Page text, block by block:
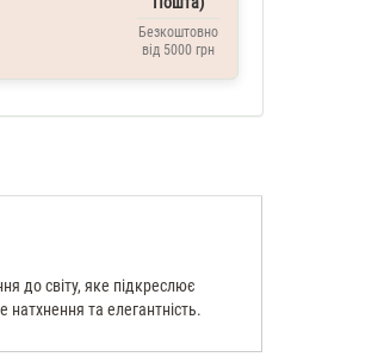
Безкоштовно
від 5000 грн
до світу, яке підкреслює
та елегантність.